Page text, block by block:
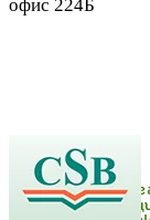
офис 224Б